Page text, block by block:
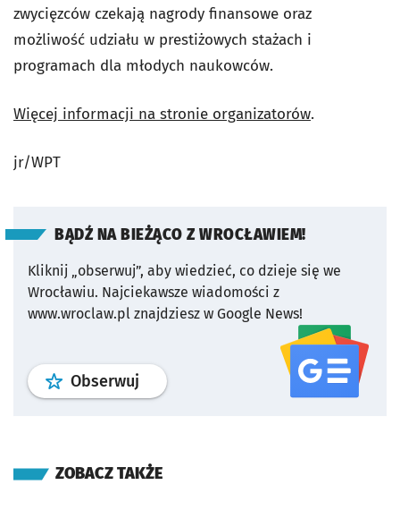
zwycięzców czekają nagrody finansowe oraz
możliwość udziału w prestiżowych stażach i
programach dla młodych naukowców.
Więcej informacji na stronie organizatorów.
jr/WPT
BĄDŹ NA BIEŻĄCO Z WROCŁAWIEM!
Kliknij „obserwuj”, aby wiedzieć, co dzieje się we
Wrocławiu. Najciekawsze wiadomości z
www.wroclaw.pl znajdziesz w Google News!
Obserwuj profil serwisu
ZOBACZ TAKŻE